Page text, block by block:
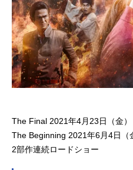
The Final 2021年4月23日（金）
The Beginning 2021年6月4日（
2部作連続ロードショー